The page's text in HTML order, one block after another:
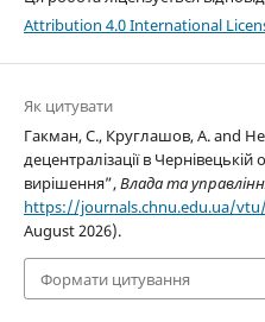
Attribution 4.0 International
Як цитувати
Гакман, С., Круглашов, А. and
децентралізації в
вирішення”,Влада та
https://journals.chnu.edu.ua/
August 2026).
Формати цитування